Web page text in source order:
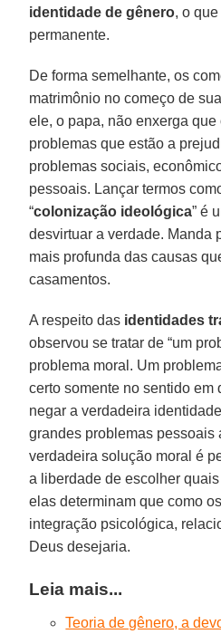
identidade de gênero, o
permanente.
De forma semelhante, os
matrimônio no começo de
ele, o papa, não enxerga
problemas que estão a
problemas sociais,
pessoais. Lançar termos
“colonização ideológica” é
desvirtuar a verdade. Manda
mais profunda das causas
casamentos.
A respeito das identidades
observou se tratar de “um
problema moral. Um
certo somente no sentido em
negar a verdadeira
grandes problemas pessoais
verdadeira solução moral é
a liberdade de escolher
elas determinam que como
integração psicológica,
Deus desejaria.
Leia mais...
Teoria de gênero, a